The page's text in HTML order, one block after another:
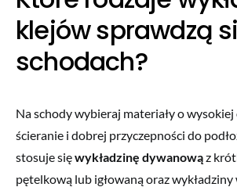
klejów sprawdzą
schodach?
Na schody wybieraj materiały o
ścieranie i dobrej przyczepności do
stosuje sięwykładzinę dywanowąz
pętelkową lub igłowaną oraz